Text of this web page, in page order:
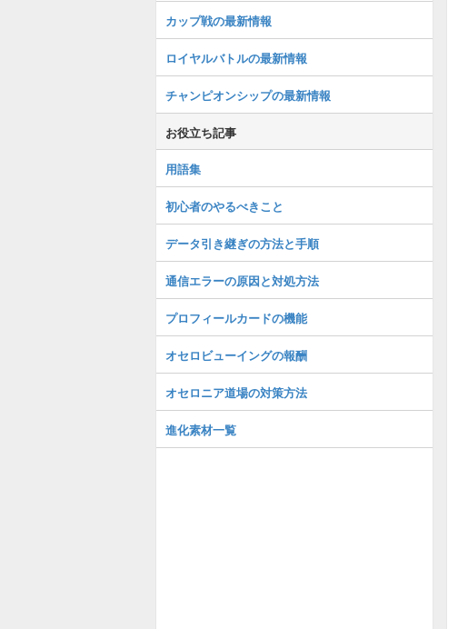
カップ戦の最新情報
ロイヤルバトルの最新情報
チャンピオンシップの最新情報
お役立ち記事
用語集
初心者のやるべきこと
データ引き継ぎの方法と手順
通信エラーの原因と対処方法
プロフィールカードの機能
オセロビューイングの報酬
オセロニア道場の対策方法
進化素材一覧